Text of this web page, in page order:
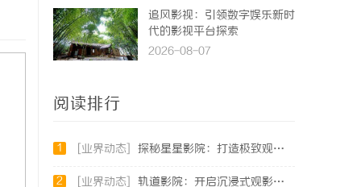
追风影视：引领数字娱乐新时
代的影视平台探索
2026-08-07
阅读排行
1 [业界动态] 探秘星星影院：打造极致观影体验的新标杆
2 [业界动态] 轨道影院：开启沉浸式观影新时代的创新空间体验